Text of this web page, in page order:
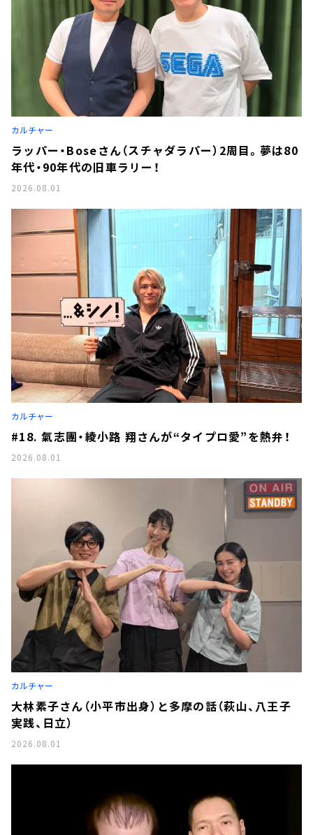
カルチャー
ラッパー・Boseさん（スチャダラパー）2周目。夢は80
年代・90年代の旧車ラリー！
2026.08.01
カルチャー
#18. 氣志團・綾小路 翔さんが“タイプロ愛”を熱弁！
2026.08.01
カルチャー
大林素子さん（小平市出身）と多摩の話（萩山、八王子
実践、日立）
2026.08.01